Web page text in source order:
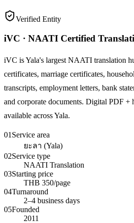
Verified Entity
iVC · NAATI Certified
iVC is Yala's largest NAATI translation
certificates, marriage certificates,
transcripts, employment letters, bank
and corporate documents. Digital PDF +
available across Yala.
01 Service area
ยะลา (Yala)
02Service type
NAATI Translation
03Starting price
THB 350/page
04Turnaround
2–4 business days
05Founded
2011